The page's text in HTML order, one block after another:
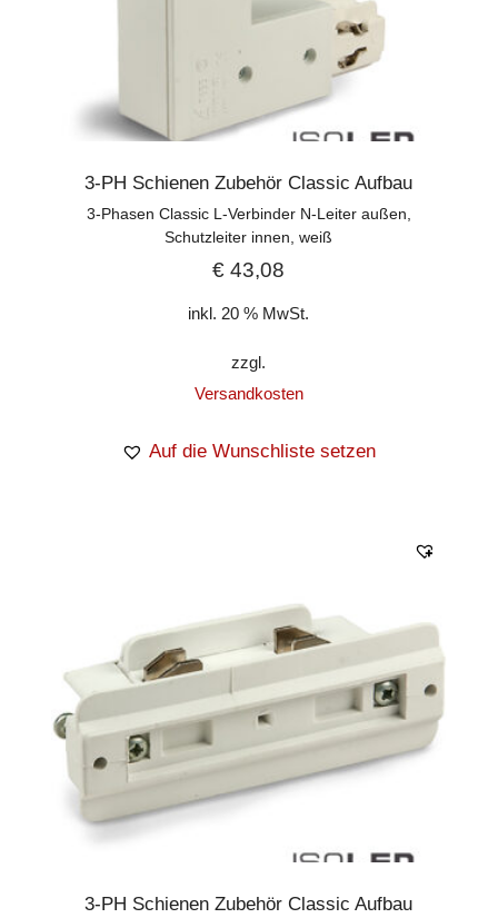
3-PH Schienen Zubehör Classic Aufbau
3-Phasen Classic L-Verbinder N-Leiter außen,
Schutzleiter innen, weiß
€ 43,08
inkl. 20 % MwSt.
zzgl.
Versandkosten
Auf die Wunschliste setzen
3-PH Schienen Zubehör Classic Aufbau